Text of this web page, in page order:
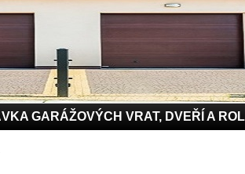
GARÁŽOVÝCH VRAT, DVEŘÍ A